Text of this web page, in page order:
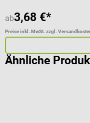
ab3,68 €*
Preise inkl. MwSt. zzgl.
Ähnliche